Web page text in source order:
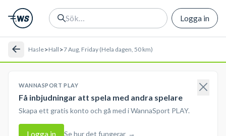
Logga in
Hasle>Hall >7 Aug, Friday (Hela dagen, 50 km)
WANNASPORT PLAY
Få inbjudningar att spela med andra spelare
Skapa ett gratis konto och gå med i WannaSport PLAY.
Logga in Se hur det fungerar →